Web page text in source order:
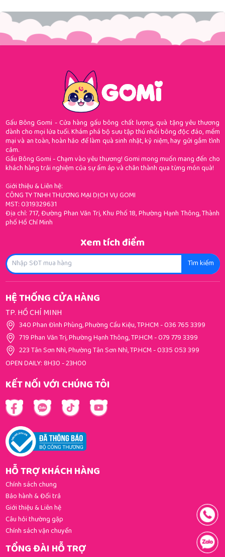
Gấu Bông Gomi - Cửa hàng gấu bông chất lượng, quà tặng yêu thương
dành cho mọi lứa tuổi. Khám phá bộ sưu tập thú nhồi bông độc đáo, mềm
mại và an toàn, hoàn hảo để làm quà sinh nhật, kỷ niệm, hay gửi gắm tình
cảm.
Gấu Bông Gomi - Chạm vào yêu thương! Gomi mong muốn mang đến cho
khách hàng trải nghiệm của sự ấm áp và chân thành qua từng món quà!
Giới thiệu & Liên hệ:
CÔNG TY TNHH THƯƠNG MẠI DỊCH VỤ GOMI
MST: 0319329631
Địa chỉ: 717, Đường Phan Văn Trị, Khu Phố 18, Phường Hạnh Thông, Thành
phố Hồ Chí Minh
Xem tích điểm
Tìm kiếm
HỆ THỐNG CỬA HÀNG
TP. HỒ CHÍ MINH
340 Phan Đình Phùng, Phường Cầu Kiệu, TP.HCM-036 765 3399
719 Phan Văn Trị, Phường Hạnh Thông, TP.HCM-079 779 3399
223 Tân Sơn Nhì, Phường Tân Sơn Nhì, TP.HCM-0335 053 399
OPEN DAILY: 8H30 - 23H00
KẾT NỐI VỚI CHÚNG TÔI
HỖ TRỢ KHÁCH HÀNG
Chính sách chung
Bảo hành & Đổi trả
Giới thiệu & Liên hệ
Câu hỏi thường gặp
Chính sách vận chuyển
TỔNG ĐÀI HỖ TRỢ